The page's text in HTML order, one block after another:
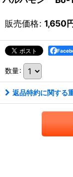
販売価格: 1,650
数量:
返品特約に関する